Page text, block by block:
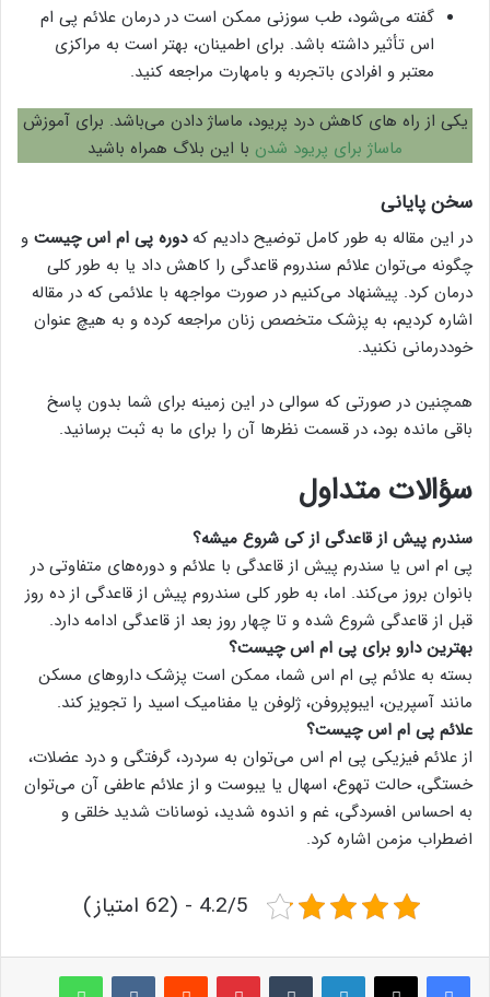
گفته می‌شود، طب سوزنی ممکن است در درمان علائم پی ام
اس تأثیر داشته باشد. برای اطمینان، بهتر است به مراکزی
معتبر و افرادی باتجربه و بامهارت مراجعه کنید.
یکی از راه های کاهش درد پریود، ماساژ دادن می‌باشد. برای آموزش
ماساژ برای پریود شدن با این بلاگ همراه باشید
سخن پایانی
در این مقاله به طور کامل توضیح دادیم کهدوره پی ام اس چیست و
چگونه می‌توان علائم سندروم قاعدگی را کاهش داد یا به طور کلی
درمان کرد. پیشنهاد می‌کنیم در صورت مواجهه با علائمی که در مقاله
اشاره کردیم، به پزشک متخصص زنان مراجعه کرده و به هیچ عنوان
خوددرمانی نکنید.
همچنین در صورتی که سوالی در این زمینه برای شما بدون پاسخ
باقی مانده بود، در قسمت نظرها آن را برای ما به ثبت برسانید.
سؤالات متداول
سندرم پیش از قاعدگی از کی شروع میشه؟
پی ام اس یا سندرم پیش از قاعدگی با علائم و دوره‌های متفاوتی در
بانوان بروز می‌کند. اما، به طور کلی سندروم پیش از قاعدگی از ده روز
قبل از قاعدگی شروع شده و تا چهار روز بعد از قاعدگی ادامه دارد.
بهترین دارو برای پی ام اس چیست؟
بسته به علائم پی ام اس شما، ممکن است پزشک داروهای مسکن
مانند آسپرین، ایبوپروفن، ژلوفن یا مفنامیک اسید را تجویز کند.
علائم پی ام اس چیست؟
از علائم فیزیکی پی ام اس می‌توان به سردرد، گرفتگی و درد عضلات،
خستگی، حالت تهوع، اسهال یا یبوست و از علائم عاطفی آن می‌توان
به احساس افسردگی، غم و اندوه شدید، نوسانات شدید خلقی و
اضطراب مزمن اشاره کرد.
4.2/5 - (62 امتیاز)
لینکدین ‫تامبلر پینترست‫رددیت ‫VKontakteواتس آپ